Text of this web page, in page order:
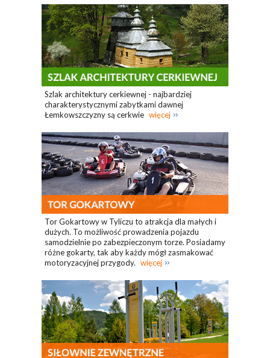
Szlak architektury cerkiewnej - najbardziej
charakterystycznymi zabytkami dawnej
Łemkowszczyzny są cerkwie więcej
Tor Gokartowy w Tyliczu to atrakcja dla małych i
dużych. To możliwość prowadzenia pojazdu
samodzielnie po zabezpieczonym torze. Posiadamy
różne gokarty, tak aby każdy mógł zasmakować
motoryzacyjnej przygody. więcej